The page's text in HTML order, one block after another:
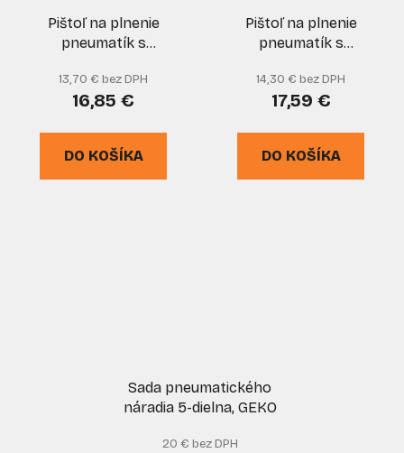
Pištoľ na plnenie
pneumatík s
TOOLS PREMIUM
13,70 € bez DPH
16,85 €
DO KOŠÍKA
Pištoľ na plnenie
pneumatík s
hadička 45 cm, GEKO
14,30 € bez DPH
17,59 €
DO KOŠÍKA
Sada pneumatického
náradia 5-dielna, GEKO
20 € bez DPH